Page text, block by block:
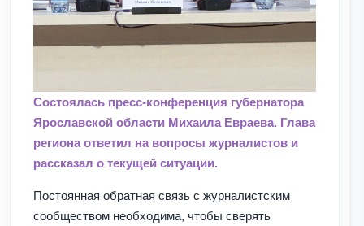
Состоялась пресс-конференция губернатора
Ярославской области Михаила Евраева. Глава
региона ответил на вопросы журналистов и
рассказал о текущей ситуации.
Постоянная обратная связь с журналистским
сообществом необходима, чтобы сверять